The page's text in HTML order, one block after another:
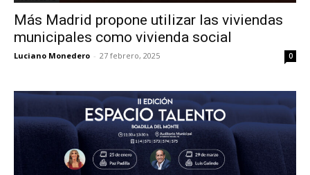
Más Madrid propone utilizar las viviendas
municipales como vivienda social
Luciano Monedero - 27 febrero, 2025 0